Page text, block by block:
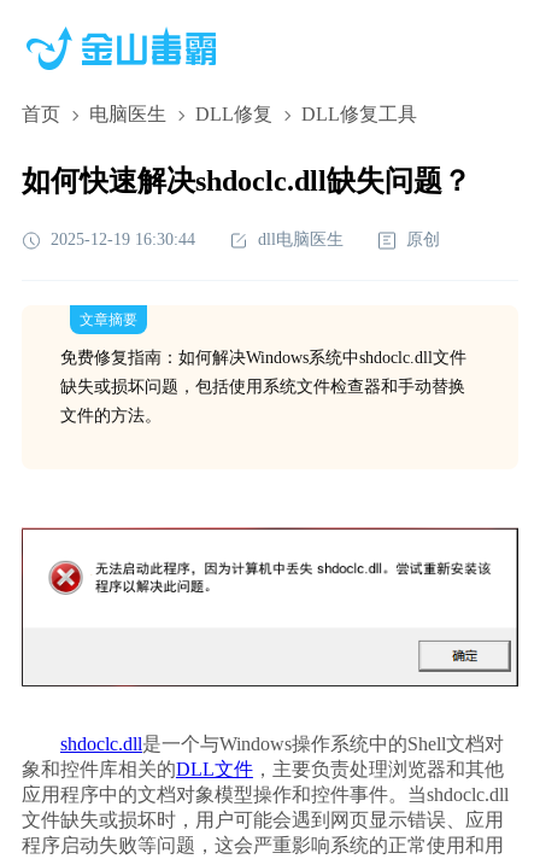
首页 电脑医生 DLL修复 DLL修复工具
如何快速解决shdoclc.dll缺失问题？
2025-12-19 16:30:44 dll电脑医生 原创
文章摘要
免费修复指南：如何解决Windows系统中shdoclc.dll文件
缺失或损坏问题，包括使用系统文件检查器和手动替换
文件的方法。
shdoclc.dll是一个与Windows操作系统中的Shell文档对
象和控件库相关的DLL文件，主要负责处理浏览器和其他
应用程序中的文档对象模型操作和控件事件。当shdoclc.dll
文件缺失或损坏时，用户可能会遇到网页显示错误、应用
程序启动失败等问题，这会严重影响系统的正常使用和用